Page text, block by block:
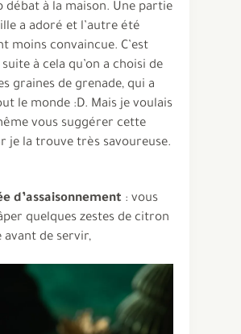
débat à la maison. Une partie
a adoré et l’autre été
moins convaincue. C’est
à cela qu’on a choisi de
graines de grenade, qui a
le monde :D. Mais je voulais
vous suggérer cette
je la trouve très savoureuse.
d’assaisonnement : vous
quelques zestes de citron
de servir,